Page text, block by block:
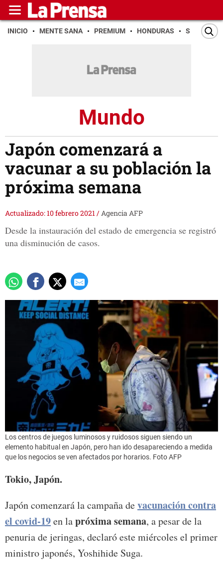
INICIO MENTE SANA PREMIUM HONDURAS SAN PEDRO
Mundo
Japón comenzará a
vacunar a su población la
próxima semana
Actualizado: 10 febrero 2021/Agencia AFP
Desde la instauración del estado de emergencia se registró
una disminución de casos.
Los centros de juegos luminosos y ruidosos siguen siendo un
elemento habitual en Japón, pero han ido desapareciendo a medida
que los negocios se ven afectados por horarios. Foto AFP
Tokio, Japón.
Japón comenzará la campaña devacunación contra
el covid-19en lapróxima semana, a pesar de la
penuria de jeringas, declaró este miércoles el primer
ministro japonés, Yoshihide Suga.